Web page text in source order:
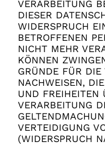
VERARBEITUNG
DIESER
WIDERSPRUCH
BETROFFENEN
NICHT MEHR
KÖNNEN
GRÜNDE FÜR DIE
NACHWEISEN,
UND FREIHEITEN
VERARBEITUNG
VERTEIDIGUNG
(WIDERSPRUCH